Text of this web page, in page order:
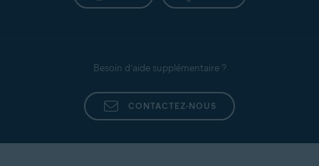
Besoin d’aide supplémentaire ?
CONTACTEZ-NOUS